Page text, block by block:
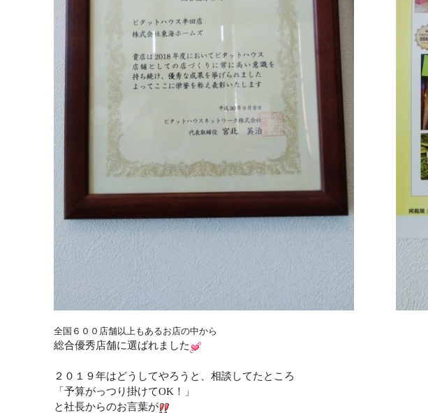
全国６００店舗以上もあるお店の中から
総合優秀店舗に選ばれました
２０１９年はどうしてやろうと、相談してたところ
「予算がっつり掛けてOK！」
と社長からのお言葉が